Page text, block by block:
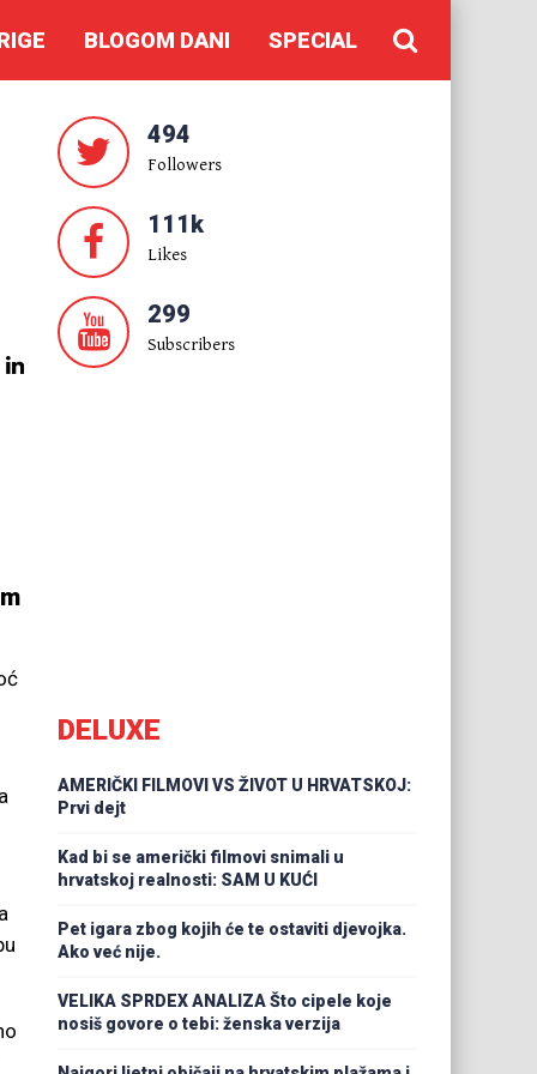
BLOGOM DANI SPECIAL
494
Followers
111k
Likes
299
Subscribers
DELUXE
AMERIČKI FILMOVI VS ŽIVOT U HRVATSKOJ:
Prvi dejt
Kad bi se američki filmovi snimali u
hrvatskoj realnosti: SAM U KUĆI
Pet igara zbog kojih će te ostaviti djevojka.
Ako već nije.
VELIKA SPRDEX ANALIZA Što cipele koje
nosiš govore o tebi: ženska verzija